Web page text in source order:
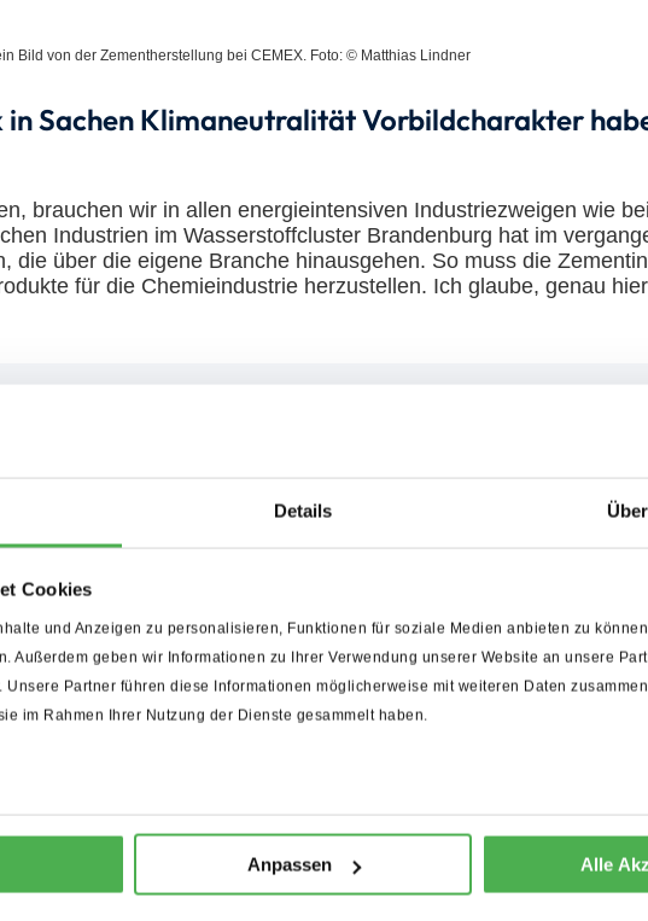
Details
Cookies
und Anzeigen zu personalisieren, Funktionen für soziale Medien anbieten zu
Außerdem geben wir Informationen zu Ihrer Verwendung unserer Website an unsere
Unsere Partner führen diese Informationen möglicherweise mit weiteren Daten
im Rahmen Ihrer Nutzung der Dienste gesammelt haben.
Anpassen Alle
Bild von der Zementherstellung bei CEMEX. Foto: © Matthias Lindner
Sachen Klimaneutralität Vorbildcharakter
brauchen wir in allen energieintensiven Industriezweigen wie
Industrien im Wasserstoffcluster Brandenburg hat im
die über die eigene Branche hinausgehen. So muss die
für die Chemieindustrie herzustellen. Ich glaube, genau
Auf dem Weg zum
category missing
Die Basis nachhaltiger
CEMEX geht mit einer globalen
Action“, voran und strebt die
bereits für 2030 an.
2022 Menschen CO₂-neutral
es in diesem Bereich und wie unterstützt die